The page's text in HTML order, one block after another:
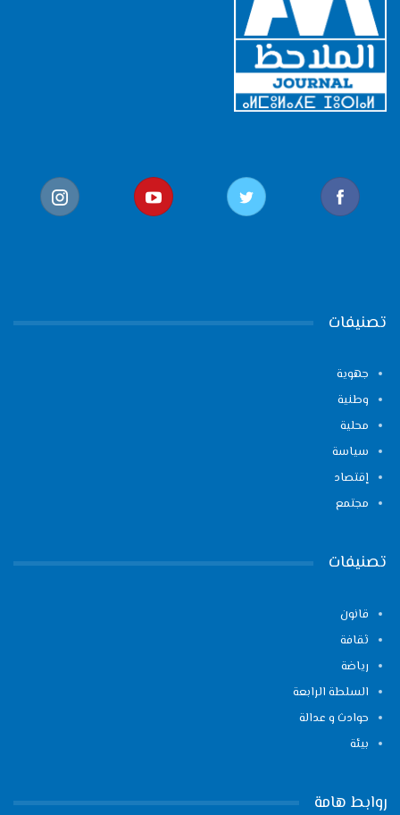
تصنيفات
جهوية
وطنية
محلية
سياسة
إقتصاد
مجتمع
تصنيفات
قانون
ثقافة
رياضة
السلطة الرابعة
حوادث و عدالة
بيئة
روابط هامة